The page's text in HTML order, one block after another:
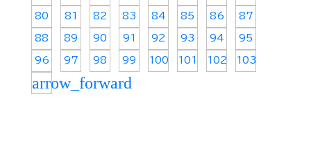
80 81 82 83 84 85 86 87
88 89 90 91 92 93 94 95
96 97 98 99 100 101 102 103
arrow_forward